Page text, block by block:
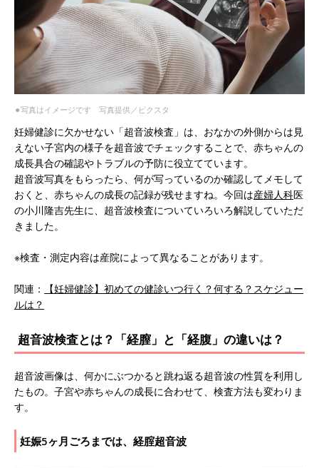
⚫︎写真はイメージです 写真提供／ピクスタ
妊婦健診に欠かせない「超音波検査」は、おなかの外側からは見
えない子宮内の様子を超音波でチェックすることで、赤ちゃんの
成長具合の確認やトラブルの予防に役立てています。
超音波写真をもらったら、何が写っているのか確認してメモして
おくと、赤ちゃんの成長の記録が残せますね。今回は産婦人科医
の小川隆吉先生に、超音波検査についていろいろ解説していただ
きました。
※検査・測定内容は産院によって異なることがあります。
関連：
【妊婦健診】初めての健診いつ行く？何する？スケジュー
ルは？
超音波検査とは？「経膣」と「経腹」の違いは？
超音波画像は、何かにぶつかると跳ね返る超音波の性質を利用し
たもの。子宮や赤ちゃんの成長に合わせて、検査方法も変わりま
す。
妊娠5ヶ月ごろまでは、経腟超音波